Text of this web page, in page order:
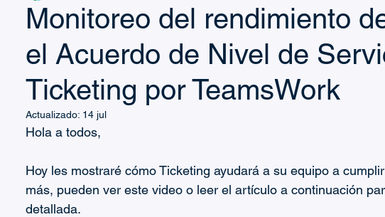
Teams Billing Microsoft Teams Ticketing Casos de
Guías de CRM y Ventas
Monitoreo del rendimiento
el Acuerdo de Nivel de
Ticketing por TeamsWork
Actualizado: 14 jul
Hola a todos,
Hoy les mostraré cómo Ticketing ayudará a su equipo a
más, pueden ver este video o leer el artículo a continuación
detallada.